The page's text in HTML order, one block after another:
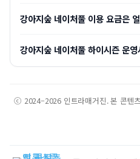
강아지숲 네이처풀 이용 요금은
강아지숲 네이처풀 하이시즌 운
ⓒ 2024–2026 인트라매거진. 본 콘텐